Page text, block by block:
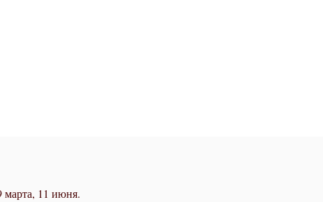
марта, 11 июня.